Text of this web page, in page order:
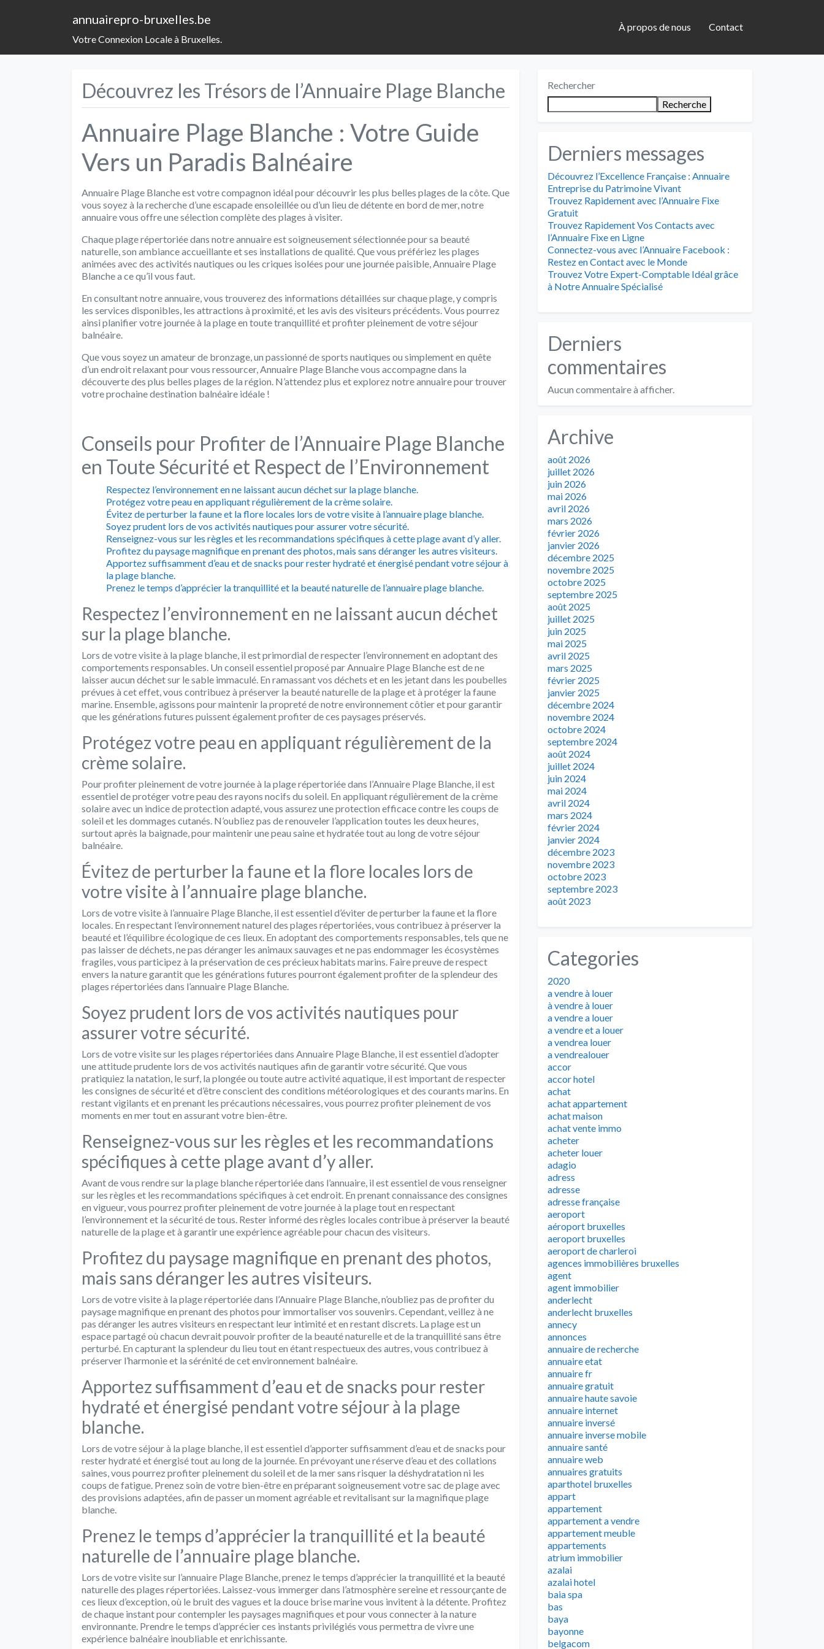
annuairepro-bruxelles.be
Votre Connexion Locale à Bruxelles.
À propos de nous Contact
Découvrez les Trésors de l’Annuaire Plage Blanche
Annuaire Plage Blanche : Votre Guide
Vers un Paradis Balnéaire
Annuaire Plage Blanche est votre compagnon idéal pour découvrir les plus belles plages de la côte. Que
vous soyez à la recherche d’une escapade ensoleillée ou d’un lieu de détente en bord de mer, notre
annuaire vous offre une sélection complète des plages à visiter.
Chaque plage répertoriée dans notre annuaire est soigneusement sélectionnée pour sa beauté
naturelle, son ambiance accueillante et ses installations de qualité. Que vous préfériez les plages
animées avec des activités nautiques ou les criques isolées pour une journée paisible, Annuaire Plage
Blanche a ce qu’il vous faut.
En consultant notre annuaire, vous trouverez des informations détaillées sur chaque plage, y compris
les services disponibles, les attractions à proximité, et les avis des visiteurs précédents. Vous pourrez
ainsi planifier votre journée à la plage en toute tranquillité et profiter pleinement de votre séjour
balnéaire.
Que vous soyez un amateur de bronzage, un passionné de sports nautiques ou simplement en quête
d’un endroit relaxant pour vous ressourcer, Annuaire Plage Blanche vous accompagne dans la
découverte des plus belles plages de la région. N’attendez plus et explorez notre annuaire pour trouver
votre prochaine destination balnéaire idéale !
Conseils pour Profiter de l’Annuaire Plage Blanche
en Toute Sécurité et Respect de l’Environnement
Respectez l’environnement en ne laissant aucun déchet sur la plage blanche.
Protégez votre peau en appliquant régulièrement de la crème solaire.
Évitez de perturber la faune et la flore locales lors de votre visite à l’annuaire plage blanche.
Soyez prudent lors de vos activités nautiques pour assurer votre sécurité.
Renseignez-vous sur les règles et les recommandations spécifiques à cette plage avant d’y aller.
Profitez du paysage magnifique en prenant des photos, mais sans déranger les autres visiteurs.
Apportez suffisamment d’eau et de snacks pour rester hydraté et énergisé pendant votre séjour à
la plage blanche.
Prenez le temps d’apprécier la tranquillité et la beauté naturelle de l’annuaire plage blanche.
Respectez l’environnement en ne laissant aucun déchet
sur la plage blanche.
Lors de votre visite à la plage blanche, il est primordial de respecter l’environnement en adoptant des
comportements responsables. Un conseil essentiel proposé par Annuaire Plage Blanche est de ne
laisser aucun déchet sur le sable immaculé. En ramassant vos déchets et en les jetant dans les poubelles
prévues à cet effet, vous contribuez à préserver la beauté naturelle de la plage et à protéger la faune
marine. Ensemble, agissons pour maintenir la propreté de notre environnement côtier et pour garantir
que les générations futures puissent également profiter de ces paysages préservés.
Protégez votre peau en appliquant régulièrement de la
crème solaire.
Pour profiter pleinement de votre journée à la plage répertoriée dans l’Annuaire Plage Blanche, il est
essentiel de protéger votre peau des rayons nocifs du soleil. En appliquant régulièrement de la crème
solaire avec un indice de protection adapté, vous assurez une protection efficace contre les coups de
soleil et les dommages cutanés. N’oubliez pas de renouveler l’application toutes les deux heures,
surtout après la baignade, pour maintenir une peau saine et hydratée tout au long de votre séjour
balnéaire.
Évitez de perturber la faune et la flore locales lors de
votre visite à l’annuaire plage blanche.
Lors de votre visite à l’annuaire Plage Blanche, il est essentiel d’éviter de perturber la faune et la flore
locales. En respectant l’environnement naturel des plages répertoriées, vous contribuez à préserver la
beauté et l’équilibre écologique de ces lieux. En adoptant des comportements responsables, tels que ne
pas laisser de déchets, ne pas déranger les animaux sauvages et ne pas endommager les écosystèmes
fragiles, vous participez à la préservation de ces précieux habitats marins. Faire preuve de respect
envers la nature garantit que les générations futures pourront également profiter de la splendeur des
plages répertoriées dans l’annuaire Plage Blanche.
Soyez prudent lors de vos activités nautiques pour
assurer votre sécurité.
Lors de votre visite sur les plages répertoriées dans Annuaire Plage Blanche, il est essentiel d’adopter
une attitude prudente lors de vos activités nautiques afin de garantir votre sécurité. Que vous
pratiquiez la natation, le surf, la plongée ou toute autre activité aquatique, il est important de respecter
les consignes de sécurité et d’être conscient des conditions météorologiques et des courants marins. En
restant vigilants et en prenant les précautions nécessaires, vous pourrez profiter pleinement de vos
moments en mer tout en assurant votre bien-être.
Renseignez-vous sur les règles et les recommandations
spécifiques à cette plage avant d’y aller.
Avant de vous rendre sur la plage blanche répertoriée dans l’annuaire, il est essentiel de vous renseigner
sur les règles et les recommandations spécifiques à cet endroit. En prenant connaissance des consignes
en vigueur, vous pourrez profiter pleinement de votre journée à la plage tout en respectant
l’environnement et la sécurité de tous. Rester informé des règles locales contribue à préserver la beauté
naturelle de la plage et à garantir une expérience agréable pour chacun des visiteurs.
Profitez du paysage magnifique en prenant des photos,
mais sans déranger les autres visiteurs.
Lors de votre visite à la plage répertoriée dans l’Annuaire Plage Blanche, n’oubliez pas de profiter du
paysage magnifique en prenant des photos pour immortaliser vos souvenirs. Cependant, veillez à ne
pas déranger les autres visiteurs en respectant leur intimité et en restant discrets. La plage est un
espace partagé où chacun devrait pouvoir profiter de la beauté naturelle et de la tranquillité sans être
perturbé. En capturant la splendeur du lieu tout en étant respectueux des autres, vous contribuez à
préserver l’harmonie et la sérénité de cet environnement balnéaire.
Apportez suffisamment d’eau et de snacks pour rester
hydraté et énergisé pendant votre séjour à la plage
blanche.
Lors de votre séjour à la plage blanche, il est essentiel d’apporter suffisamment d’eau et de snacks pour
rester hydraté et énergisé tout au long de la journée. En prévoyant une réserve d’eau et des collations
saines, vous pourrez profiter pleinement du soleil et de la mer sans risquer la déshydratation ni les
coups de fatigue. Prenez soin de votre bien-être en préparant soigneusement votre sac de plage avec
des provisions adaptées, afin de passer un moment agréable et revitalisant sur la magnifique plage
blanche.
Prenez le temps d’apprécier la tranquillité et la beauté
naturelle de l’annuaire plage blanche.
Lors de votre visite sur l’annuaire Plage Blanche, prenez le temps d’apprécier la tranquillité et la beauté
naturelle des plages répertoriées. Laissez-vous immerger dans l’atmosphère sereine et ressourçante de
ces lieux d’exception, où le bruit des vagues et la douce brise marine vous invitent à la détente. Profitez
de chaque instant pour contempler les paysages magnifiques et pour vous connecter à la nature
environnante. Prendre le temps d’apprécier ces instants privilégiés vous permettra de vivre une
expérience balnéaire inoubliable et enrichissante.
Rechercher
Recherche
Derniers messages
Découvrez l’Excellence Française : Annuaire
Entreprise du Patrimoine Vivant
Trouvez Rapidement avec l’Annuaire Fixe
Gratuit
Trouvez Rapidement Vos Contacts avec
l’Annuaire Fixe en Ligne
Connectez-vous avec l’Annuaire Facebook :
Restez en Contact avec le Monde
Trouvez Votre Expert-Comptable Idéal grâce
à Notre Annuaire Spécialisé
Derniers
commentaires
Aucun commentaire à afficher.
Archive
août 2026
juillet 2026
juin 2026
mai 2026
avril 2026
mars 2026
février 2026
janvier 2026
décembre 2025
novembre 2025
octobre 2025
septembre 2025
août 2025
juillet 2025
juin 2025
mai 2025
avril 2025
mars 2025
février 2025
janvier 2025
décembre 2024
novembre 2024
octobre 2024
septembre 2024
août 2024
juillet 2024
juin 2024
mai 2024
avril 2024
mars 2024
février 2024
janvier 2024
décembre 2023
novembre 2023
octobre 2023
septembre 2023
août 2023
Categories
2020
a vendre à louer
à vendre à louer
a vendre a louer
a vendre et a louer
a vendrea louer
a vendrealouer
accor
accor hotel
achat
achat appartement
achat maison
achat vente immo
acheter
acheter louer
adagio
adress
adresse
adresse française
aeroport
aéroport bruxelles
aeroport bruxelles
aeroport de charleroi
agences immobilières bruxelles
agent
agent immobilier
anderlecht
anderlecht bruxelles
annecy
annonces
annuaire de recherche
annuaire etat
annuaire fr
annuaire gratuit
annuaire haute savoie
annuaire internet
annuaire inversé
annuaire inverse mobile
annuaire santé
annuaire web
annuaires gratuits
aparthotel bruxelles
appart
appartement
appartement a vendre
appartement meuble
appartements
atrium immobilier
azalai
azalai hotel
baia spa
bas
baya
bayonne
belgacom